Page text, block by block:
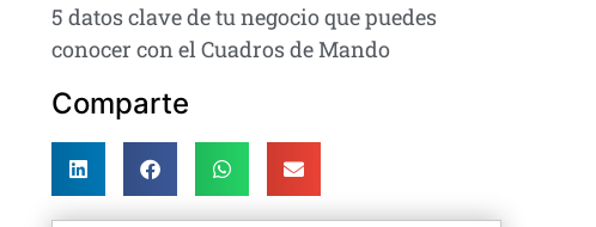
5 datos clave de tu negocio que puedes
conocer con el Cuadros de Mando
Comparte